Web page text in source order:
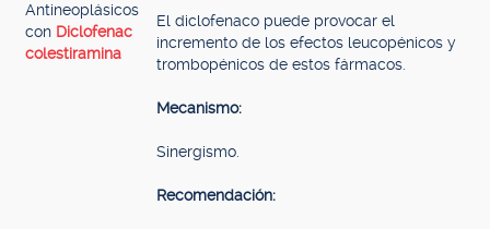
Antineoplásicos
con Diclofenac
colestiramina
El diclofenaco puede provocar el
incremento de los efectos leucopénicos y
trombopénicos de estos fármacos.
Mecanismo:
Sinergismo.
Recomendación: